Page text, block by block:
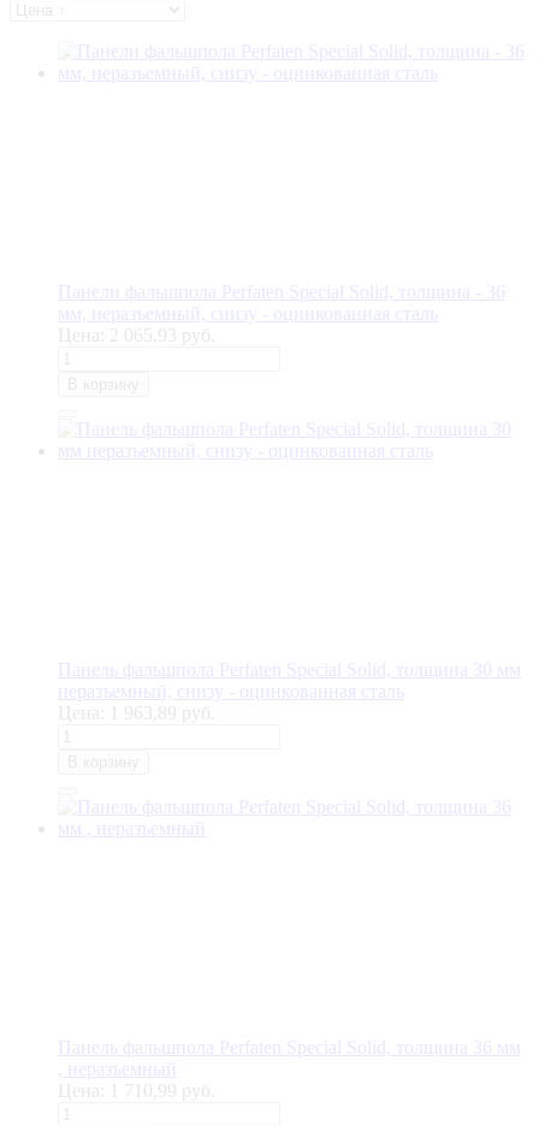
Панели фальшпола Perfaten Special Solid, толщина - 36
мм, неразъемный, снизу - оцинкованная сталь
Цена:
2 065,93 руб.
Панель фальшпола Perfaten Special Solid, толщина 30 мм
неразъемный, снизу - оцинкованная сталь
Цена:
1 963,89 руб.
Панель фальшпола Perfaten Special Solid, толщина 36 мм
, неразъемный
Цена:
1 710,99 руб.